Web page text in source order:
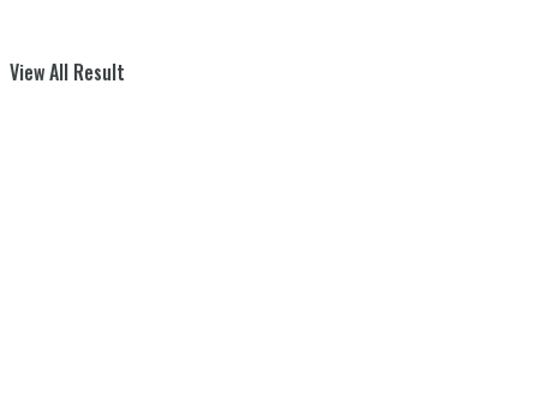
View All Result